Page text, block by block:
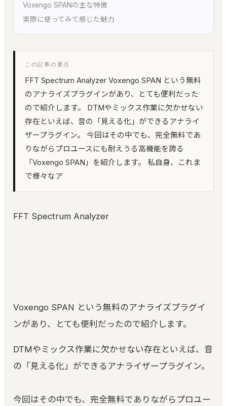
位相整合｜スポットを整え、立体音響で書き出す
環境キャプチャー
KUON STAGE
KUON FIELD
マイキング一致率｜2D/3D で音場を予測
KUON ANALYZER
オーディオアナライザー｜LUFS・スペクトラム・8
KUON MONTAGE
クラシックのテイク編集｜いちばん良い部分を縫い
帯域別マキシマイザー｜音を大きく、音を変えず
3D LUT 33 本｜ブラウザで適用・DaVinci 用 .cube
KUON ARTWORK
おりに
Voxengo SPANの主な特徴
実際に使ってみて感じた魅力
この記事の要点
FFT Spectrum Analyzer Voxengo SPAN という無料
のアナライズプラグインがあり、とても便利だった
ので紹介します。 DTMやミックス作業に欠かせない
存在といえば、音の「見える化」ができるアナライ
ザープラグイン。 今回はその中でも、完全無料であ
りながらプロユースにも耐えうる高機能を誇る
「Voxengo SPAN」を紹介します。 私自身、これま
で様々なア
FFT Spectrum Analyzer
Voxengo SPAN という無料のアナライズプラグイ
ンがあり、とても便利だったので紹介します。
DTMやミックス作業に欠かせない存在といえば、音
の「見える化」ができるアナライザープラグイン。
今回はその中でも、完全無料でありながらプロユー